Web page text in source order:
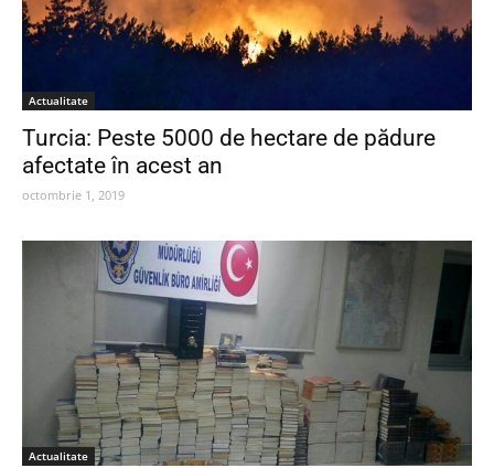
Actualitate
Turcia: Peste 5000 de hectare de pădure
afectate în acest an
octombrie 1, 2019
Actualitate